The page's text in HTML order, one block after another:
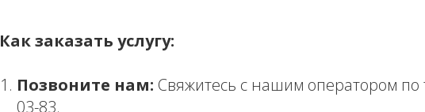
Как заказать услугу:
Позвоните нам: Свяжитесь с нашим оператором по
03-83.